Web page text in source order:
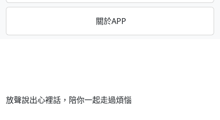
關於APP
放聲說出心裡話，陪你一起走過煩惱